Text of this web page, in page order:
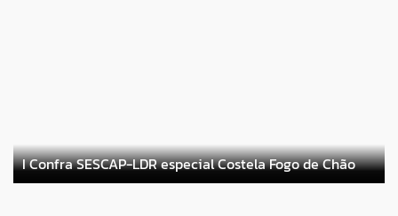
I Confra SESCAP-LDR especial Costela Fogo de Chão